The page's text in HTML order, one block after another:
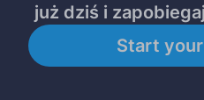
już dziś i
Start